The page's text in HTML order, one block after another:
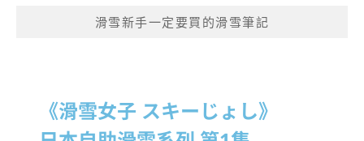
滑雪新手一定要買的滑雪筆記